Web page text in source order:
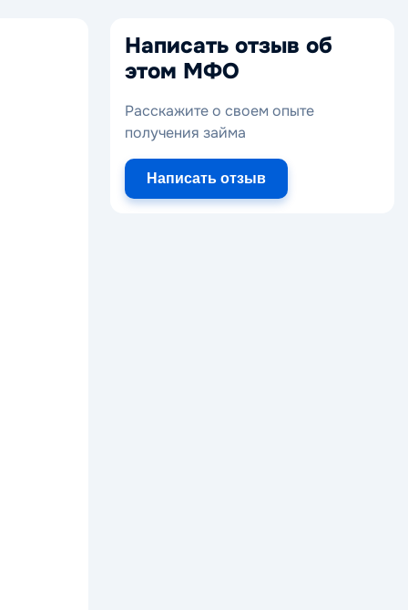
Написать отзыв об
этом МФО
Расскажите о своем опыте
получения займа
Написать отзыв